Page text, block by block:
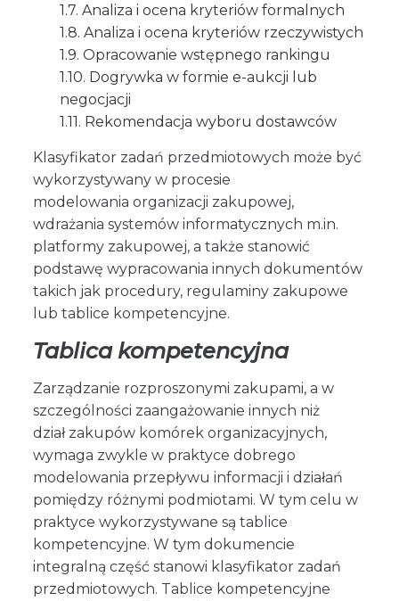
1.7. Analiza i ocena kryteriów formalnych
1.8. Analiza i ocena kryteriów rzeczywistych
1.9. Opracowanie wstępnego rankingu
1.10. Dogrywka w formie e-aukcji lub
negocjacji
1.11. Rekomendacja wyboru dostawców
Klasyfikator zadań przedmiotowych może być
wykorzystywany w procesie
modelowania organizacji zakupowej,
wdrażania systemów informatycznych m.in.
platformy zakupowej, a także stanowić
podstawę wypracowania innych dokumentów
takich jak procedury, regulaminy zakupowe
lub tablice kompetencyjne.
Tablica kompetencyjna
Zarządzanie rozproszonymi zakupami, a w
szczególności zaangażowanie innych niż
dział zakupów komórek organizacyjnych,
wymaga zwykle w praktyce dobrego
modelowania przepływu informacji i działań
pomiędzy różnymi podmiotami. W tym celu w
praktyce wykorzystywane są tablice
kompetencyjne. W tym dokumencie
integralną część stanowi klasyfikator zadań
przedmiotowych. Tablice kompetencyjne